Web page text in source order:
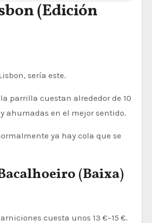
(Edición
sería este.
parrilla cuestan alrededor de 10
ahumadas en el mejor sentido.
ya hay cola que se
(Baixa)
cuesta unos 13 €–15 €.